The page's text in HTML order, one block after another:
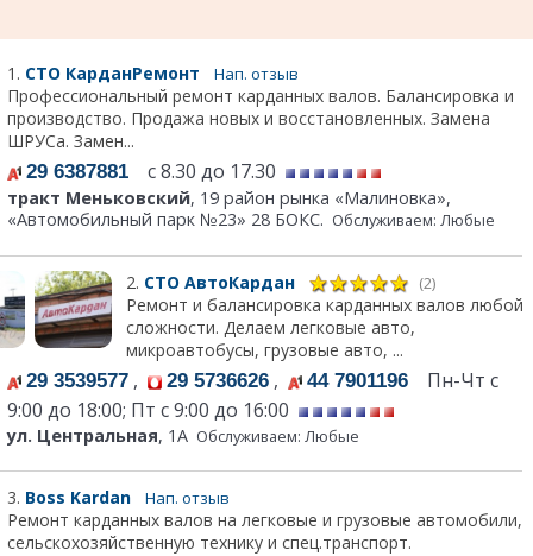
1. СТО КарданРемонт Нап. отзыв
Профессиональный ремонт карданных валов. Балансировка и
производство. Продажа новых и восстановленных. Замена
ШРУСа. Замен...
29 6387881 с 8.30 до 17.30
тракт Меньковский, 19 район рынка «Малиновка»,
«Автомобильный парк №23» 28 БОКС. Обслуживаем: Любые
2. СТО АвтоКардан (2)
Ремонт и балансировка карданных валов любой
сложности. Делаем легковые авто,
микроавтобусы, грузовые авто, ...
29 3539577 , 29 5736626 , 44 7901196 Пн-Чт с
9:00 до 18:00; Пт с 9:00 до 16:00
ул. Центральная, 1А Обслуживаем: Любые
3. Boss Kardan Нап. отзыв
Ремонт карданных валов на легковые и грузовые автомобили,
сельскохозяйственную технику и спец.транспорт.